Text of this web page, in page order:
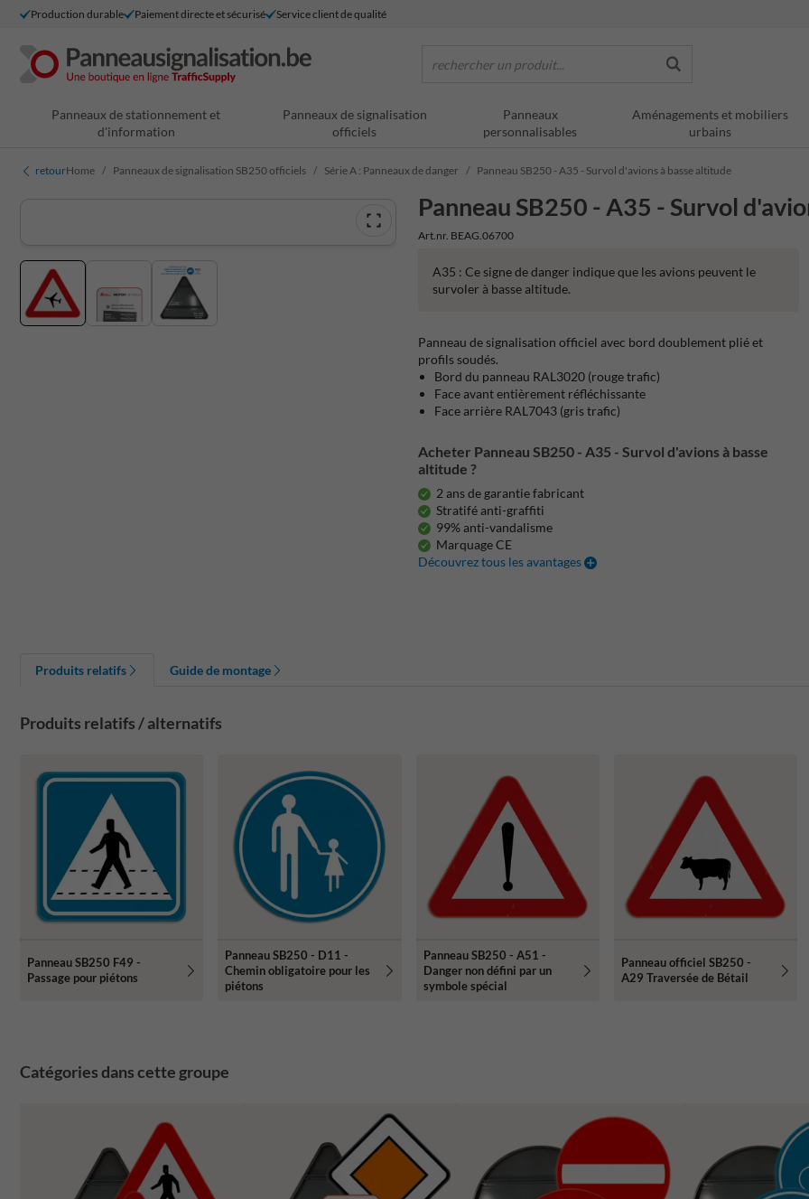
Production durable Paiement directe et sécurisé Service client de qualité
rechercher un produit...
Panneaux de stationnement et
d'information
Panneaux de signalisation
officiels
Panneaux
personnalisables
Aménagements et mobiliers
urbains
retourHome Panneaux de signalisation SB250 officiels Série A : Panneaux de danger Panneau SB250 - A35 - Survol d'avions à basse altitude
Panneau SB250 - A35 - Survol
Art.nr. BEAG.06700
A35 : Ce signe de danger indique que les avions peuvent le
survoler à basse altitude.
Panneau de signalisation officiel avec bord doublement plié et
profils soudés.
Bord du panneau RAL3020 (rouge trafic)
Face avant entièrement réfléchissante
Face arrière RAL7043 (gris trafic)
Acheter Panneau SB250 - A35 - Survol d'avions à basse
altitude ?
2 ans de garantie fabricant
Stratifé anti-graffiti
99% anti-vandalisme
Marquage CE
Découvrez tous les avantages
Produits relatifs Guide de montage
Produits relatifs / alternatifs
Panneau SB250 F49 -
Passage pour piétons
Panneau SB250 - D11 -
Chemin obligatoire pour les
piétons
Panneau SB250 - A51 -
Danger non défini par un
symbole spécial
Panneau officiel SB250 -
A29 Traversée de Bétail
Catégories dans cette groupe